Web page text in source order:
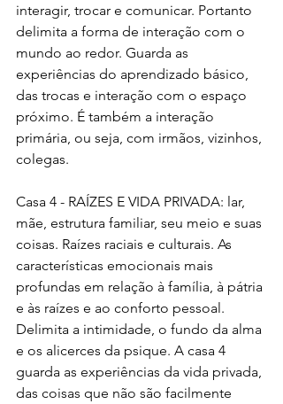
interagir, trocar e comunicar. Portanto
delimita a forma de interação com o
mundo ao redor. Guarda as
experiências do aprendizado básico,
das trocas e interação com o espaço
próximo. É também a interação
primária, ou seja, com irmãos, vizinhos,
colegas.
Casa 4 - RAÍZES E VIDA PRIVADA: lar,
mãe, estrutura familiar, seu meio e suas
coisas. Raízes raciais e culturais. As
características emocionais mais
profundas em relação à família, à pátria
e às raízes e ao conforto pessoal.
Delimita a intimidade, o fundo da alma
e os alicerces da psique. A casa 4
guarda as experiências da vida privada,
das coisas que não são facilmente